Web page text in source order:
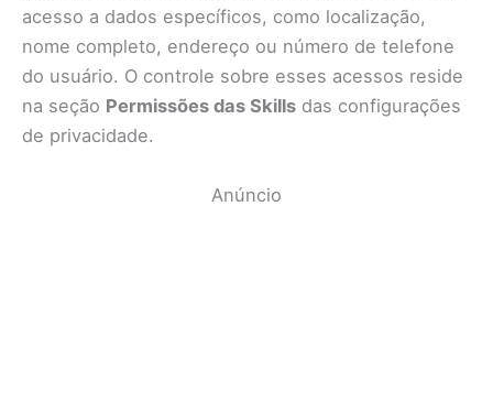
acesso a dados específicos, como localização,
nome completo, endereço ou número de telefone
do usuário. O controle sobre esses acessos reside
na seção Permissões das Skills das configurações
de privacidade.
Anúncio